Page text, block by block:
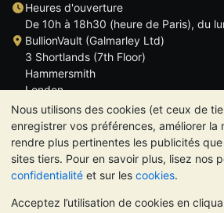
Nous utilisons des cookies (et ceux de
enregistrer vos préférences, améliorer la
rendre plus pertinentes les publicités
sites tiers. Pour en savoir plus, lisez nos
confidentialité et sur les cookies.
Acceptez l’utilisation de cookies en
Heures d'ouverture
De 10h à 18h30 (heure de Paris), du
BullionVault (Galmarley Ltd)
3 Shortlands (7th Floor)
Hammersmith
London
W6 8DA
ROYAUME UNI
TrustScore 4.6 | 534 avis